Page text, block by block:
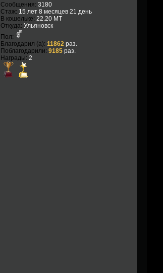
Сообщения: 3180
Стаж: 15 лет 8 месяцев 21 день
В кошельке: 22.20 MT
Откуда: Ульяновск
Пол:
Благодарил (а): 11862 раз.
Поблагодарили: 9185раз.
Награды: 2